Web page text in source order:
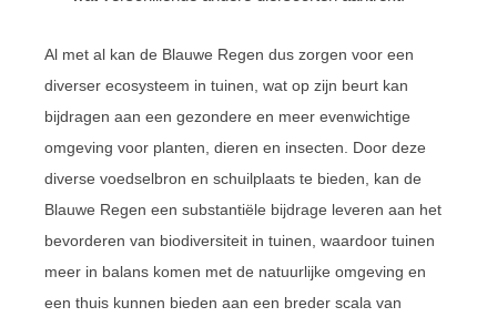
Al met al kan de Blauwe Regen dus zorgen voor een
diverser ecosysteem in tuinen, wat op zijn beurt kan
bijdragen aan een gezondere en meer evenwichtige
omgeving voor planten, dieren en insecten. Door deze
diverse voedselbron en schuilplaats te bieden, kan de
Blauwe Regen een substantiële bijdrage leveren aan het
bevorderen van biodiversiteit in tuinen, waardoor tuinen
meer in balans komen met de natuurlijke omgeving en
een thuis kunnen bieden aan een breder scala van